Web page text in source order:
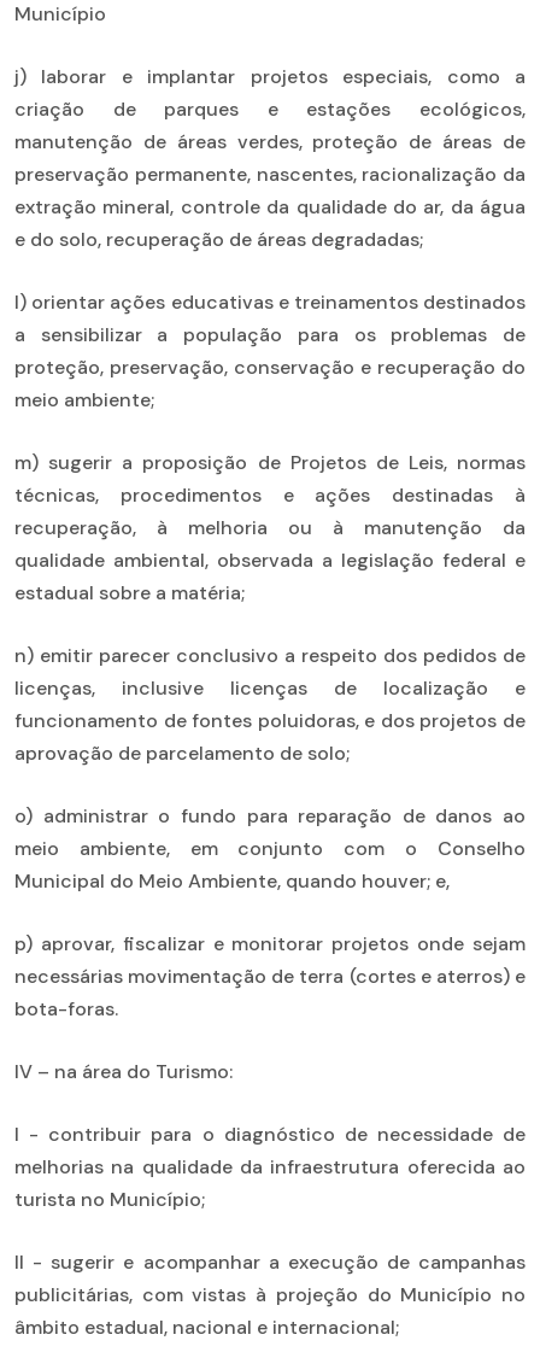
Município
j) laborar e implantar projetos especiais, como a
criação de parques e estações ecológicos,
manutenção de áreas verdes, proteção de áreas de
preservação permanente, nascentes, racionalização da
extração mineral, controle da qualidade do ar, da água
e do solo, recuperação de áreas degradadas;
l) orientar ações educativas e treinamentos destinados
a sensibilizar a população para os problemas de
proteção, preservação, conservação e recuperação do
meio ambiente;
m) sugerir a proposição de Projetos de Leis, normas
técnicas, procedimentos e ações destinadas à
recuperação, à melhoria ou à manutenção da
qualidade ambiental, observada a legislação federal e
estadual sobre a matéria;
n) emitir parecer conclusivo a respeito dos pedidos de
licenças, inclusive licenças de localização e
funcionamento de fontes poluidoras, e dos projetos de
aprovação de parcelamento de solo;
o) administrar o fundo para reparação de danos ao
meio ambiente, em conjunto com o Conselho
Municipal do Meio Ambiente, quando houver; e,
p) aprovar, fiscalizar e monitorar projetos onde sejam
necessárias movimentação de terra (cortes e aterros) e
bota-foras.
IV – na área do Turismo:
I - contribuir para o diagnóstico de necessidade de
melhorias na qualidade da infraestrutura oferecida ao
turista no Município;
II - sugerir e acompanhar a execução de campanhas
publicitárias, com vistas à projeção do Município no
âmbito estadual, nacional e internacional;